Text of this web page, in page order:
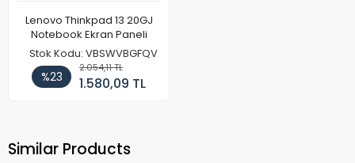
Lenovo Thinkpad 13 20GJ
Notebook Ekran Paneli
Stok Kodu: VBSWVBGFQV
%23
2.054,11 TL
1.580,09 TL
Similar Products